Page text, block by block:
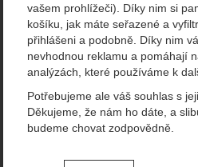
vašem prohlížeči). Díky nim si
košíku, jak máte seřazené a
přihlášeni a podobně. Díky nim
nevhodnou reklamu a pomáhají
analýzách, které používáme k
Potřebujeme ale váš souhlas s
Děkujeme, že nám ho dáte, a
budeme chovat zodpovědně.
Nastavení souhlasů
Fotografie